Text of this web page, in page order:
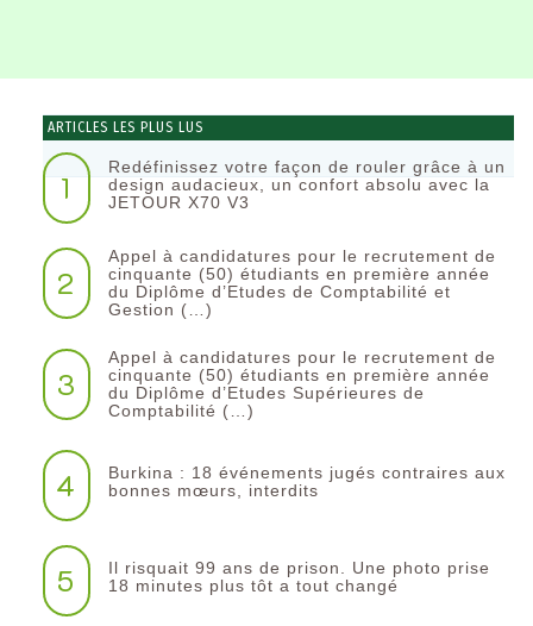
ARTICLES LES PLUS LUS
1
Redéfinissez votre façon de rouler grâce à un
design audacieux, un confort absolu avec la
JETOUR X70 V3
2
Appel à candidatures pour le recrutement de
cinquante (50) étudiants en première année
du Diplôme d’Etudes de Comptabilité et
Gestion (…)
3
Appel à candidatures pour le recrutement de
cinquante (50) étudiants en première année
du Diplôme d’Etudes Supérieures de
Comptabilité (…)
4
Burkina : 18 événements jugés contraires aux
bonnes mœurs, interdits
5
Il risquait 99 ans de prison. Une photo prise
18 minutes plus tôt a tout changé